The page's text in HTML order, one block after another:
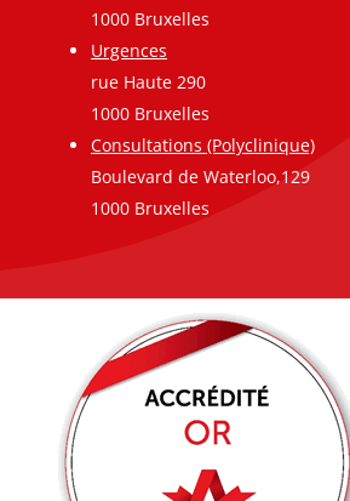
1000 Bruxelles
Urgences
rue Haute 290
1000 Bruxelles
Consultations (Polyclinique)
Boulevard de Waterloo,129
1000 Bruxelles